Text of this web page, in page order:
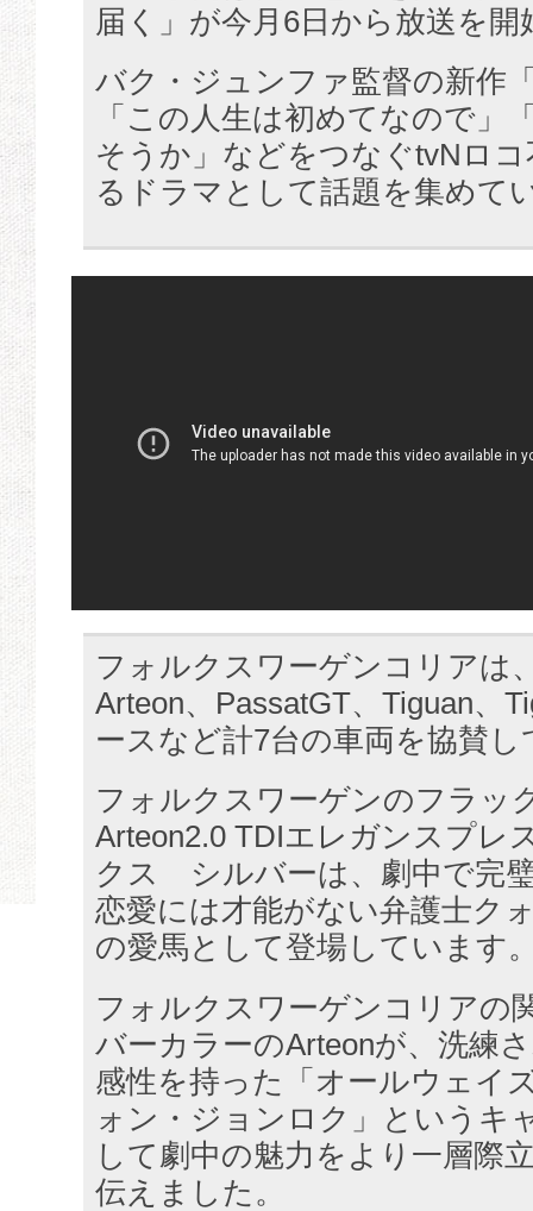
届く」が今月6日から放送を
バク・ジュンファ監督の新作
「この人生は初めてなので」
そうか」などをつなぐtvNロ
るドラマとして話題を集めて
フォルクスワーゲンコリアは
Arteon、PassatGT、Tiguan、
ースなど計7台の車両を協賛
フォルクスワーゲンのフラッ
Arteon2.0 TDIエレガンスプレ
クス シルバーは、劇中で完
恋愛には才能がない弁護士ク
の愛馬として登場しています
フォルクスワーゲンコリアの
バーカラーのArteonが、洗練
感性を持った「オールウェイ
ォン・ジョンロク」というキ
して劇中の魅力をより一層際
伝えました。